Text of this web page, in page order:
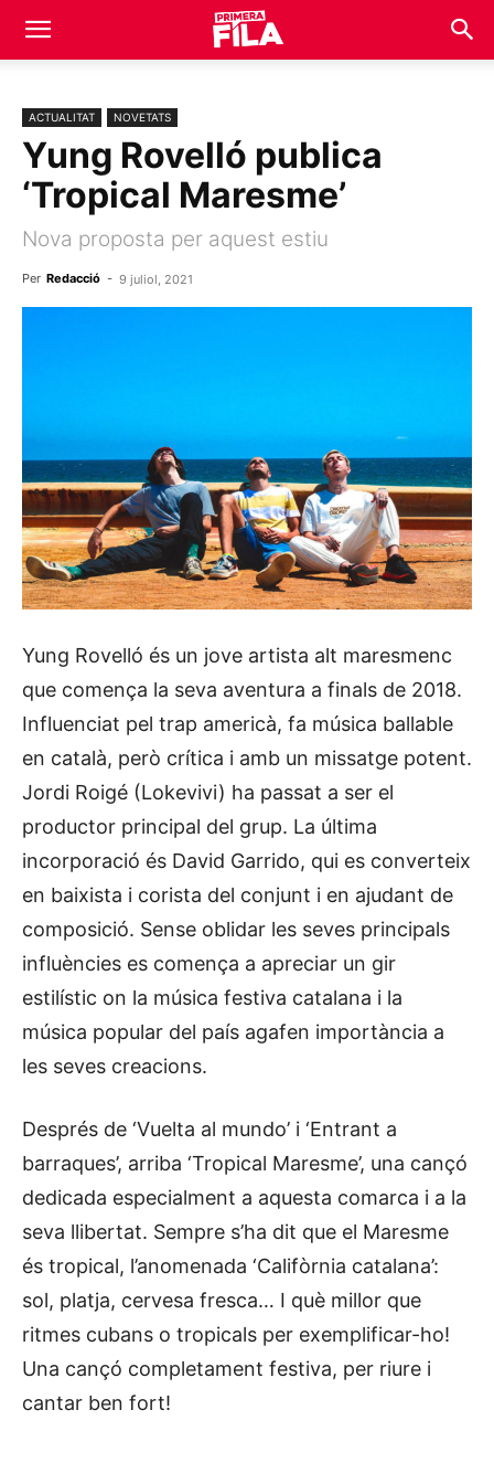
ACTUALITAT NOVETATS
Yung Rovelló publica
‘Tropical Maresme’
Nova proposta per aquest estiu
Per Redacció - 9 juliol, 2021
Yung Rovelló és un jove artista alt maresmenc
que comença la seva aventura a finals de 2018.
Influenciat pel trap americà, fa música ballable
en català, però crítica i amb un missatge potent.
Jordi Roigé (Lokevivi) ha passat a ser el
productor principal del grup. La última
incorporació és David Garrido, qui es converteix
en baixista i corista del conjunt i en ajudant de
composició. Sense oblidar les seves principals
influències es comença a apreciar un gir
estilístic on la música festiva catalana i la
música popular del país agafen importància a
les seves creacions.
Després de ‘Vuelta al mundo’ i ‘Entrant a
barraques’, arriba ‘Tropical Maresme’, una cançó
dedicada especialment a aquesta comarca i a la
seva llibertat. Sempre s’ha dit que el Maresme
és tropical, l’anomenada ‘Califòrnia catalana’:
sol, platja, cervesa fresca… I què millor que
ritmes cubans o tropicals per exemplificar-ho!
Una cançó completament festiva, per riure i
cantar ben fort!